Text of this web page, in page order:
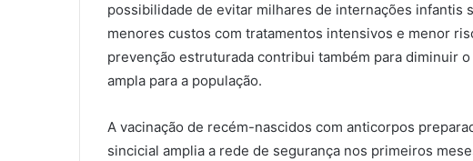
possibilidade de evitar milhares de internações infantis
menores custos com tratamentos intensivos e menor
prevenção estruturada contribui também para diminuir
ampla para a população.
A vacinação de recém-nascidos com anticorpos
sincicial amplia a rede de segurança nos primeiros